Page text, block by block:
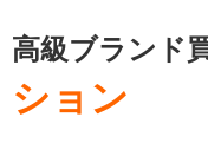
高級ブランド
ション